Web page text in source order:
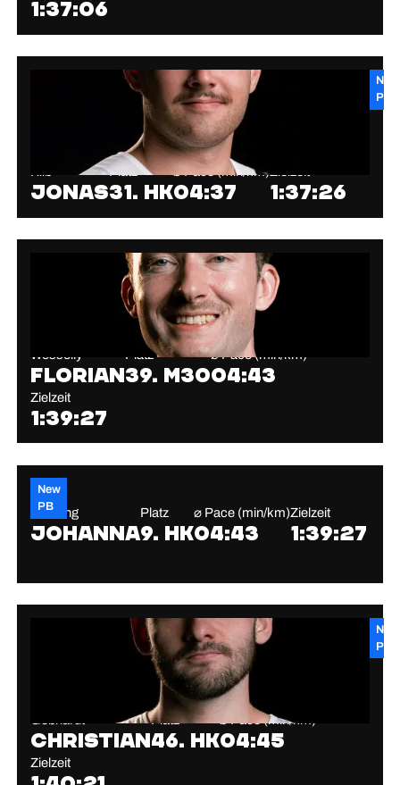
1:37:06
New
PB
Jonas
Platz
31. HK
⌀ Pace (min/km)
04:37
Zielzeit
1:37:26
Wessolly
Florian
Platz
39. M30
⌀ Pace (min/km)
04:43
Zielzeit
1:39:27
New
PB
Weidling
Johanna
Platz
9. HK
⌀ Pace (min/km)
04:43
Zielzeit
1:39:27
New
PB
Gebhardt
Christian
Platz
46. HK
⌀ Pace (min/km)
04:45
Zielzeit